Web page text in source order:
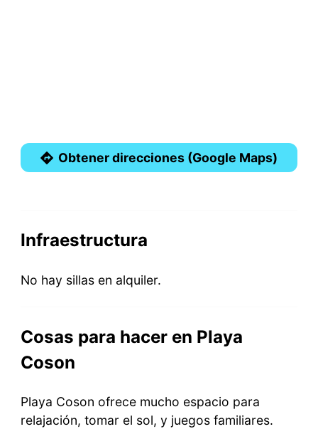
Obtener direcciones (Google Maps)
Infraestructura
No hay sillas en alquiler.
Cosas para hacer en Playa
Coson
Playa Coson ofrece mucho espacio para
relajación, tomar el sol, y juegos familiares.